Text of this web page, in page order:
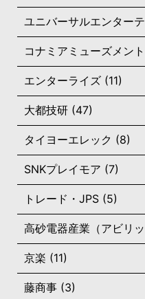
ユニバーサルエンター
コナミアミューズメン
エンターライズ (11)
大都技研 (47)
タイヨーエレック (8)
SNKプレイモア (7)
トレード・JPS (5)
高砂電器産業（アビリ
京楽 (11)
藤商事 (3)